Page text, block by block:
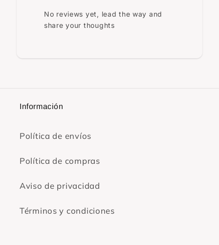
No reviews yet, lead the way and
share your thoughts
Información
Política de envíos
Política de compras
Aviso de privacidad
Términos y condiciones